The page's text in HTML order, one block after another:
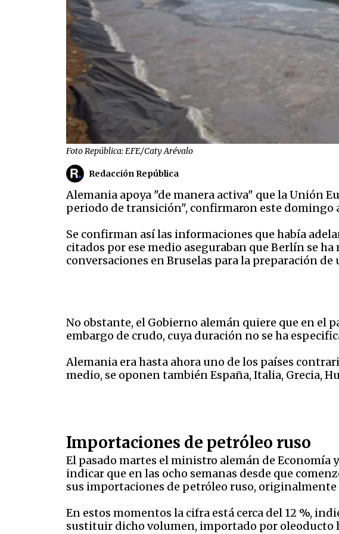
Foto República: EFE/Caty Arévalo
Redacción República
Alemania apoya "de manera activa" que la Unión
periodo de transición", confirmaron este domingo
Se confirman así las informaciones que había
citados por ese medio aseguraban que Berlín se
conversaciones en Bruselas para la preparación
No obstante, el Gobierno alemán quiere que en el
embargo de crudo, cuya duración no se ha
Alemania era hasta ahora uno de los países
medio, se oponen también España, Italia, Grecia,
Importaciones de petróleo ruso
El pasado martes el ministro alemán de Economía
indicar que en las ocho semanas desde que
sus importaciones de petróleo ruso, originalmente
En estos momentos la cifra está cerca del 12 %,
sustituir dicho volumen, importado por oleoducto